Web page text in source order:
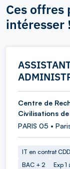
Ces offres
intéresser !
Centre de
Civilisations
PARIS 05 •
IT en contrat CDD
BAC + 2
Exp 1